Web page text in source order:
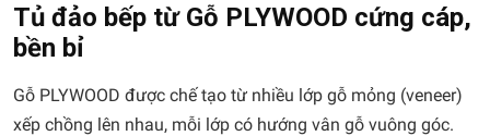
Tủ đảo bếp từ Gỗ PLYWOOD cứng cáp,
bền bỉ
Gỗ PLYWOOD được chế tạo từ nhiều lớp gỗ mỏng (veneer)
xếp chồng lên nhau, mỗi lớp có hướng vân gỗ vuông góc.